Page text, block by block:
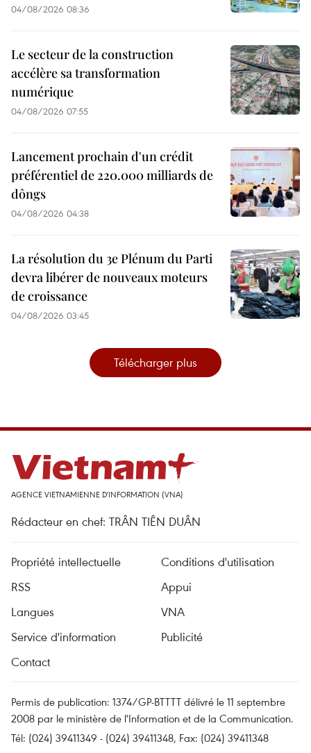
04/08/2026 08:36
Le secteur de la construction
accélère sa transformation
numérique
04/08/2026 07:55
Lancement prochain d'un crédit
préférentiel de 220.000 milliards de
dôngs
04/08/2026 04:38
La résolution du 3e Plénum du Parti
devra libérer de nouveaux moteurs
de croissance
04/08/2026 03:45
Télécharger plus
AGENCE VIETNAMIENNE D'INFORMATION (VNA)
Rédacteur en chef: TRÂN TIÊN DUÂN
Propriété intellectuelle
Conditions d'utilisation
RSS
Appui
Langues
VNA
Service d'information
Publicité
Contact
Permis de publication: 1374/GP-BTTTT délivré le 11 septembre
2008 par le ministère de l'Information et de la Communication.
Tél: (024) 39411349 - (024) 39411348, Fax: (024) 39411348